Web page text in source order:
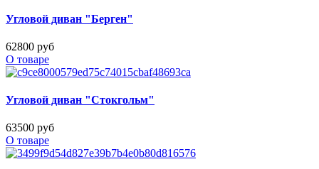
Угловой диван "Берген"
62800 руб
О товаре
Угловой диван "Стокгольм"
63500 руб
О товаре